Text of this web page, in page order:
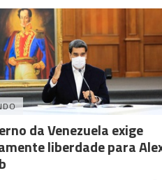
da Venezuela exige
liberdade para